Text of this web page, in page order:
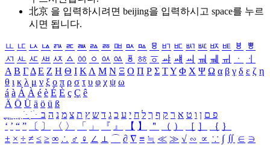
北京 을 입력하시려면 beijing을 입력하시고 space를 누르
시면 됩니다.
ㅥ ㅦ ㅧ ㅨ ㅩ ㅪ ㅫ ㅬ ㅭ ㅮ ㅯ ㅰ ㅱ ㅲ ㅳ ㅴ ㅵ ㅶ ㅷ ㅸ
ㅹ
ㅺ ㅻ ㅼ ㅽ ㅾ ㅿ ㆀ ㆁ ㆂ ㆃ ㆄ ㆅ ㆆ ㆇ ㆈ ㆉ ㆊ ㆋ ㆌ ㆍ
ㆎ
Α Β ΓΔ Ε Ζ Η Θ Ι ΚΛ Μ Ν Ξ Ο Π Ρ Σ ΤΥ Φ Χ Ψ Ω α β γ δ ε ζ η
θ ι κ λ μ ν ξ ο π ρ σ τ υ φ χ ψ ω
á à Á À é è É È ç Ç ê
Ä Ö Ü ä ö ü ß
ִֶֹ ֻּ ׁׂ פ ם ן ו ט א ר ק ף ך ל ח י ע כ ג ד ש ץ ת צ מ נ ה ב
‘ ’ “ ” 〔 〕 〈 〉 「 」 『 』 【 】 ＂ （ ） ［ ］ ｛ ｝
± × ÷ ≠ ≤ ≥ ∞ ∴ ♂ ♀ ∠ ⊥ ⌒ ∂ ∇ ≡ ≒ ≪ ≫ √ ∽ ∝ ∵ ∫ ∬ ∈ ∋